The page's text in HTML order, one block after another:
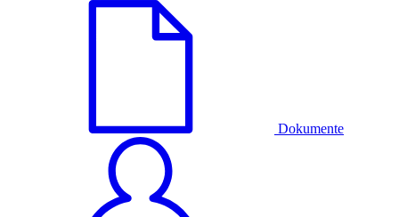
Dokumente